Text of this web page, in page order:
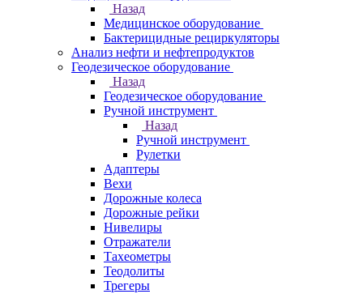
Назад
Медицинское оборудование
Бактерицидные рециркуляторы
Анализ нефти и нефтепродуктов
Геодезическое оборудование
Назад
Геодезическое оборудование
Ручной инструмент
Назад
Ручной инструмент
Рулетки
Адаптеры
Вехи
Дорожные колеса
Дорожные рейки
Нивелиры
Отражатели
Тахеометры
Теодолиты
Трегеры